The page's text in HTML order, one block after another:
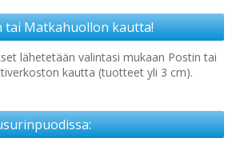
tai Matkahuollon kautta!
lähetetään valintasi mukaan Postin tai
kautta (tuotteet yli 3 cm).